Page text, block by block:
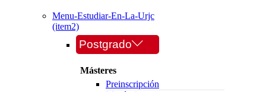
Menu-Estudiar-En-La-Urjc
(item2)
Postgrado
Másteres
Preinscripción